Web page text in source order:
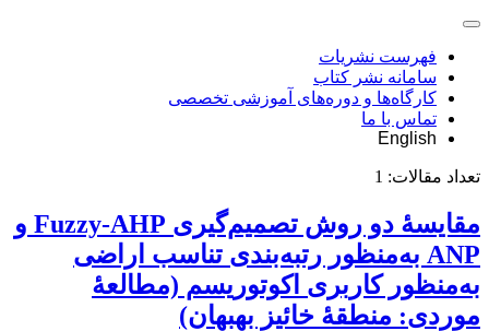
فهرست نشریات
سامانه نشر کتاب
کارگاه‌ها و دوره‌های آموزشی تخصصی
تماس با ما
English
تعداد مقالات: 1
مقایسۀ دو روش تصمیم‌گیری Fuzzy-AHP و
ANP به‌منظور رتبه‌بندی تناسب اراضی
به‌منظور کاربری اکوتوریسم (مطالعۀ
موردی: منطقۀ خائیز بهبهان)